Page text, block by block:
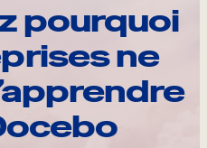
pourquoi
ne